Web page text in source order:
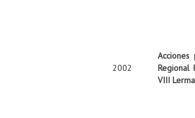
2002
Acciones
Regional
VIII